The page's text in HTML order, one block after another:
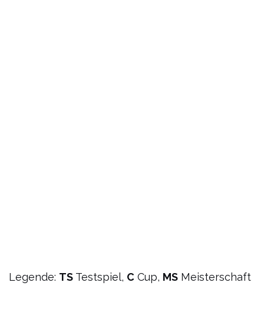
Legende: TS Testspiel, C Cup, MS Meisterschaft